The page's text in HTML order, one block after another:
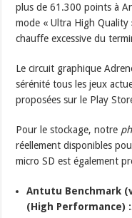
plus de 61.300 points à
mode « Ultra High
chauffe excessive du
Le circuit graphique
sérénité tous les jeux
proposées sur le Play
Pour le stockage, notre
réellement disponibles
micro SD est également
Antutu Benchmark
(High Performance) :